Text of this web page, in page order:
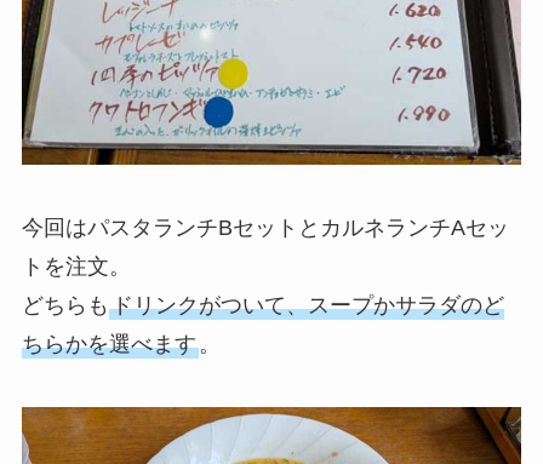
今回はパスタランチBセットとカルネランチAセッ
トを注文。
どちらも ドリンクがついて、スープかサラダのど
ちらかを選べます。